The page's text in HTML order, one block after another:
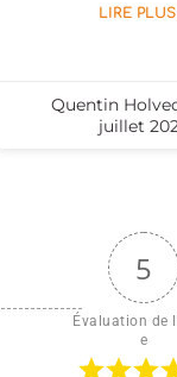
LIRE
Quentin
juillet
5
Évaluation de
e